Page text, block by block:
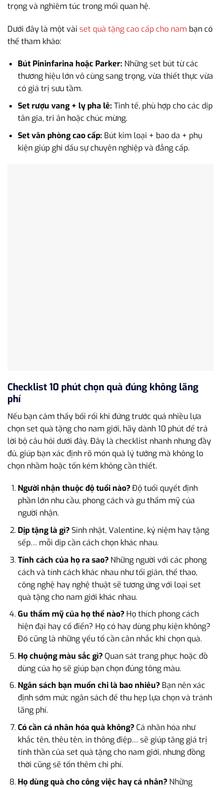
trọng và nghiêm túc trong mối quan hệ.
Dưới đây là một vài set quà tặng cao cấp cho nam bạn có
thể tham khảo:
Bút Pininfarina hoặc Parker: Những set bút từ các
thương hiệu lớn vô cùng sang trọng, vừa thiết thực vừa
có giá trị sưu tầm.
Set rượu vang + ly pha lê: Tinh tế, phù hợp cho các dịp
tân gia, tri ân hoặc chúc mừng.
Set văn phòng cao cấp: Bút kim loại + bao da + phụ
kiện giúp ghi dấu sự chuyên nghiệp và đẳng cấp.
Checklist 10 phút chọn quà đúng không lãng
phí
Nếu bạn cảm thấy bối rối khi đứng trước quá nhiều lựa
chọn set quà tặng cho nam giới, hãy dành 10 phút để trả
lời bộ câu hỏi dưới đây. Đây là checklist nhanh nhưng đầy
đủ, giúp bạn xác định rõ món quà lý tưởng mà không lo
chọn nhầm hoặc tốn kém không cần thiết.
Người nhận thuộc độ tuổi nào?Độ tuổi quyết định
phần lớn nhu cầu, phong cách và gu thẩm mỹ của
người nhận.
Dịp tặng là gì?Sinh nhật, Valentine, kỷ niệm hay tặng
sếp… mỗi dịp cần cách chọn khác nhau.
Tính cách của họ ra sao?Những người với các phong
cách và tính cách khác nhau như tối giản, thể thao,
công nghệ hay nghệ thuật sẽ tương ứng với loại set
quà tặng cho nam giới khác nhau.
Gu thẩm mỹ của họ thế nào?Họ thích phong cách
hiện đại hay cổ điển? Họ có hay dùng phụ kiện không?
Đó cũng là những yếu tố cần cân nhắc khi chọn quà.
Họ chuộng màu sắc gì?Quan sát trang phục hoặc đồ
dùng của họ sẽ giúp bạn chọn đúng tông màu.
Ngân sách bạn muốn chi là bao nhiêu?Bạn nên xác
định sớm mức ngân sách để thu hẹp lựa chọn và tránh
lãng phí.
Có cần cá nhân hóa quà không?Cá nhân hóa như
khắc tên, thêu tên, in thông điệp… sẽ giúp tăng giá trị
tinh thần của set quà tặng cho nam giới, nhưng đồng
thời cũng sẽ tốn thêm chi phí.
Họ dùng quà cho công việc hay cá nhân?Những